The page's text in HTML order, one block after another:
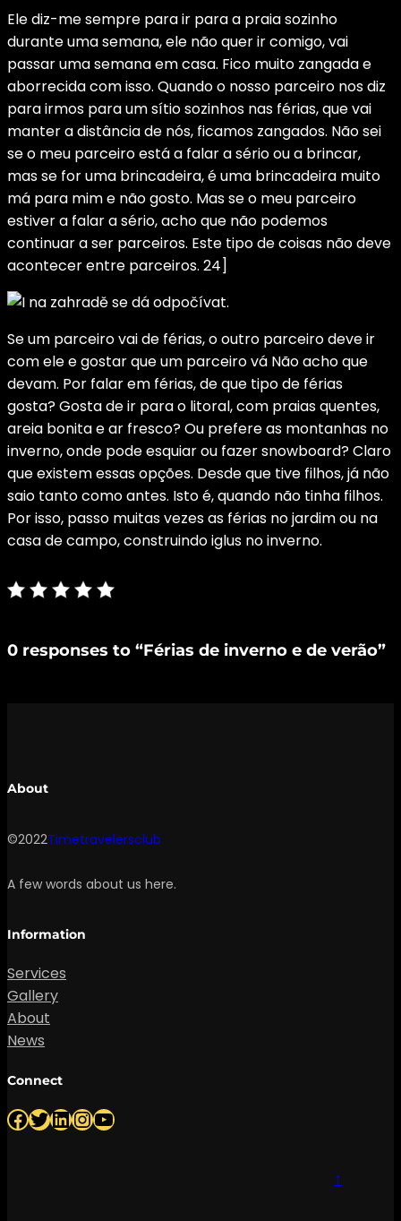
Ele diz-me sempre para ir para a praia sozinho
durante uma semana, ele não quer ir comigo, vai
passar uma semana em casa. Fico muito zangada e
aborrecida com isso. Quando o nosso parceiro nos diz
para irmos para um sítio sozinhos nas férias, que vai
manter a distância de nós, ficamos zangados. Não sei
se o meu parceiro está a falar a sério ou a brincar,
mas se for uma brincadeira, é uma brincadeira muito
má para mim e não gosto. Mas se o meu parceiro
estiver a falar a sério, acho que não podemos
continuar a ser parceiros. Este tipo de coisas não deve
acontecer entre parceiros. 24]
Se um parceiro vai de férias, o outro parceiro deve ir
com ele e gostar que um parceiro vá Não acho que
devam. Por falar em férias, de que tipo de férias
gosta? Gosta de ir para o litoral, com praias quentes,
areia bonita e ar fresco? Ou prefere as montanhas no
inverno, onde pode esquiar ou fazer snowboard? Claro
que existem essas opções. Desde que tive filhos, já não
saio tanto como antes. Isto é, quando não tinha filhos.
Por isso, passo muitas vezes as férias no jardim ou na
casa de campo, construindo iglus no inverno.
0 responses to “Férias de inverno e de verão”
About
©2022Timetravelersclub
A few words about us here.
Information
Services
Gallery
About
News
Connect
Facebook Twitter LinkedIn InstagramYouTube
↑